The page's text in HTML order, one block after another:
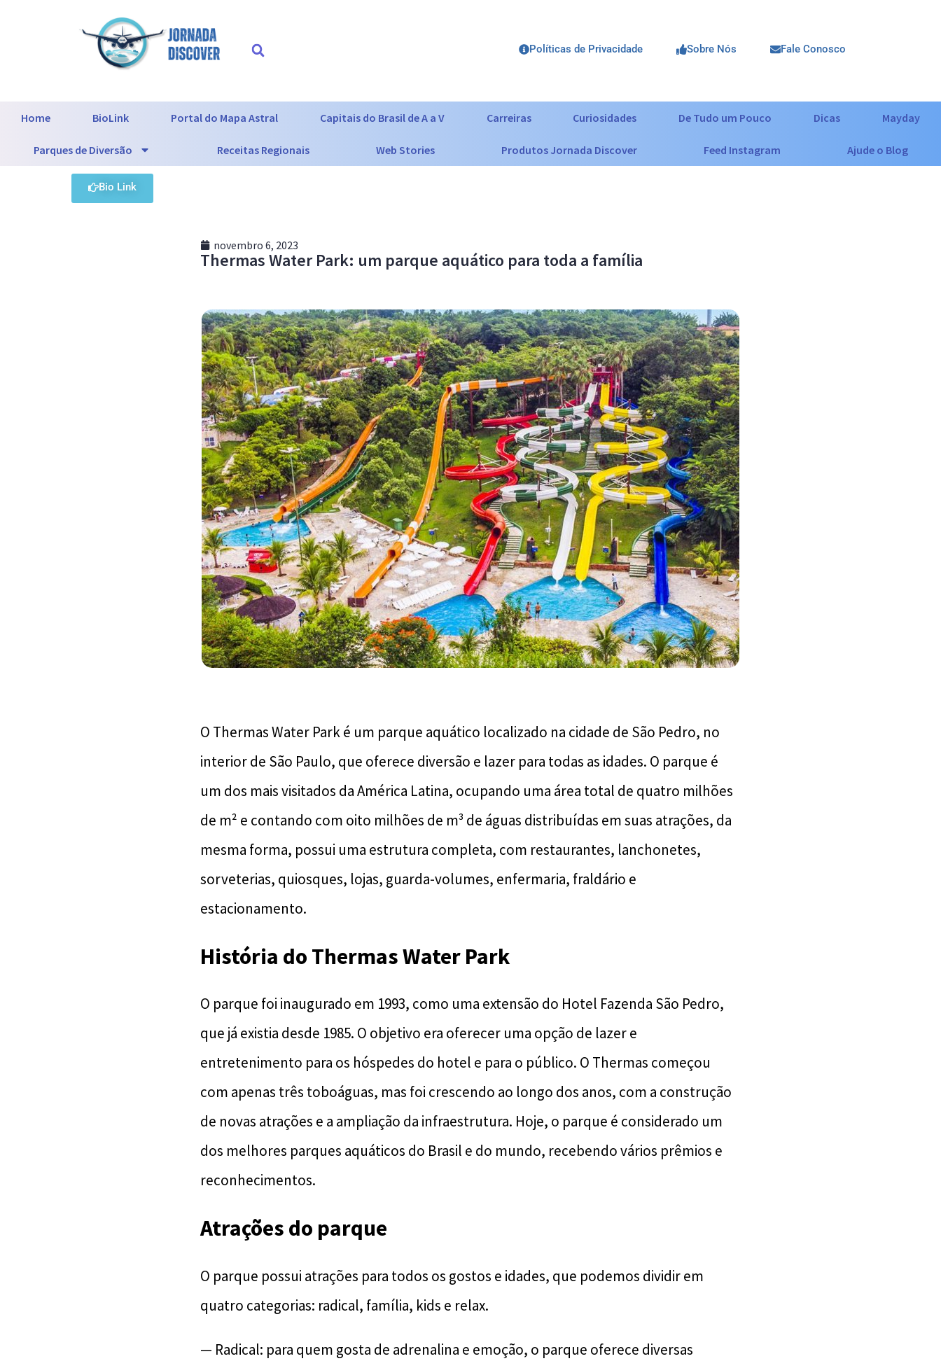
Políticas de Privacidade Sobre Nós Fale Conosco
Home BioLink Portal do Mapa Astral Capitais do Brasil de A a V Carreiras Curiosidades De Tudo um Pouco Dicas Mayday
Parques de Diversão Receitas Regionais Web Stories Produtos Jornada Discover Feed Instagram Ajude o Blog
Bio Link
novembro 6, 2023
Thermas Water Park: um parque aquático para toda a família
O Thermas Water Park é um parque aquático localizado na cidade de São Pedro, no
interior de São Paulo, que oferece diversão e lazer para todas as idades. O parque é
um dos mais visitados da América Latina, ocupando uma área total de quatro milhões
de m² e contando com oito milhões de m³ de águas distribuídas em suas atrações, da
mesma forma, possui uma estrutura completa, com restaurantes, lanchonetes,
sorveterias, quiosques, lojas, guarda-volumes, enfermaria, fraldário e
estacionamento.
História do Thermas Water Park
O parque foi inaugurado em 1993, como uma extensão do Hotel Fazenda São Pedro,
que já existia desde 1985. O objetivo era oferecer uma opção de lazer e
entretenimento para os hóspedes do hotel e para o público. O Thermas começou
com apenas três toboáguas, mas foi crescendo ao longo dos anos, com a construção
de novas atrações e a ampliação da infraestrutura. Hoje, o parque é considerado um
dos melhores parques aquáticos do Brasil e do mundo, recebendo vários prêmios e
reconhecimentos.
Atrações do parque
O parque possui atrações para todos os gostos e idades, que podemos dividir em
quatro categorias: radical, família, kids e relax.
— Radical: para quem gosta de adrenalina e emoção, o parque oferece diversas